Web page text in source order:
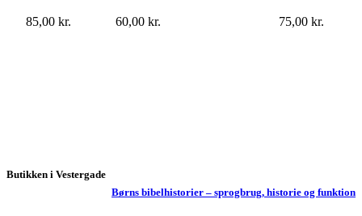
75,00 kr.
60,00 kr.
85,00 kr.
Børns bibelhistorier – sprogbrug, historie og funktion
Butikken i Vestergade